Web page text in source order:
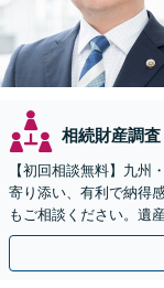
相続財産調査
【初回相談無料】九州
寄り添い、有利で納得
もご相談ください。遺
遺留分／相続放棄【完